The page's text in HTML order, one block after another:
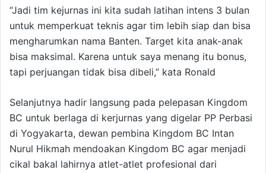
“Jadi tim kejurnas ini kita sudah latihan intens 3 bulan
untuk memperkuat teknis agar tim lebih siap dan bisa
mengharumkan nama Banten. Target kita anak-anak
bisa maksimal. Karena untuk saya menang itu bonus,
tapi perjuangan tidak bisa dibeli,” kata Ronald
Selanjutnya hadir langsung pada pelepasan Kingdom
BC untuk berlaga di kerjurnas yang digelar PP Perbasi
di Yogyakarta, dewan pembina Kingdom BC Intan
Nurul Hikmah mendoakan Kingdom BC agar menjadi
cikal bakal lahirnya atlet-atlet profesional dari